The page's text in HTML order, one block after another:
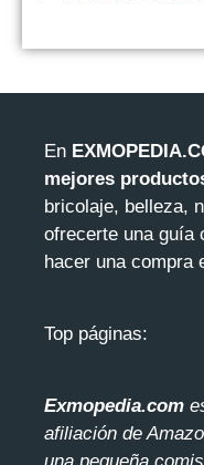
En
mejores
bricolaje, belleza,
ofrecerte una guía
hacer una compra
Top páginas:
Exmopedia.com
afiliación de